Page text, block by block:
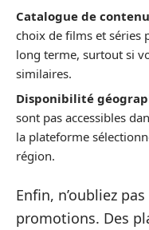
Catalogue de
choix de films et séries
long terme, surtout si
similaires.
Disponibilité
sont pas accessibles
la plateforme
région.
Enfin, n’oubliez
promotions. Des